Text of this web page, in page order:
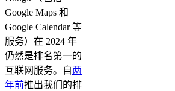
Google Maps 和
Google Calendar 等
服务）在 2024 年
仍然是排名第一的
互联网服务。自两
年前推出我们的排